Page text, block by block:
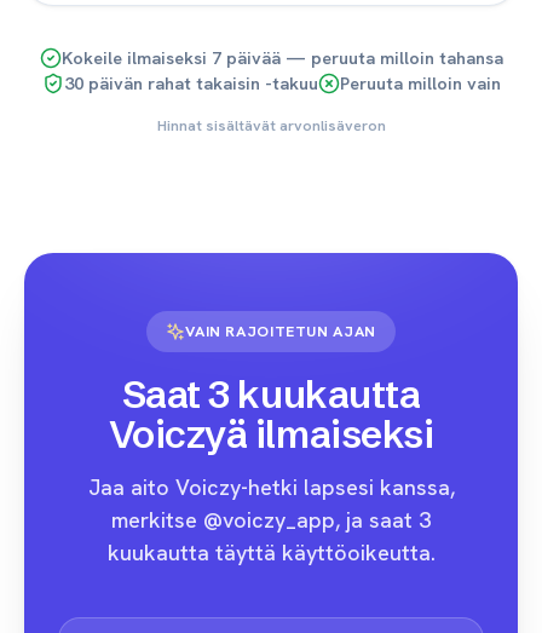
Kokeile ilmaiseksi 7 päivää — peruuta milloin tahansa
30 päivän rahat takaisin -takuu
Peruuta milloin vain
Hinnat sisältävät arvonlisäveron
VAIN RAJOITETUN AJAN
Saat 3 kuukautta
Voiczyä ilmaiseksi
Jaa aito Voiczy-hetki lapsesi kanssa,
merkitse @voiczy_app, ja saat 3
kuukautta täyttä käyttöoikeutta.